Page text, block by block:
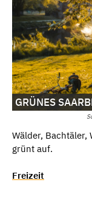
GRÜNES
Wälder, Bachtäler,
grünt auf.
Freizeit